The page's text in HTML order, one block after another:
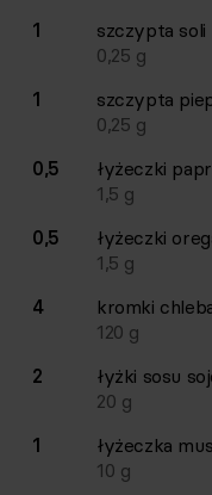
1
szczypta soli
0,25 g
1
szczypta
0,25 g
0,5
łyżeczki
1,5 g
0,5
łyżeczki
1,5 g
4
kromki
120 g
2
łyżki sosu
20 g
1
łyżeczka
10 g